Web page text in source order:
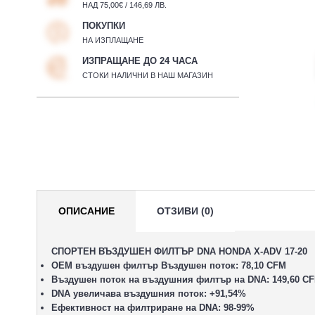
НАД 75,00€ / 146,69 ЛВ.
ПОКУПКИ
НА ИЗПЛАЩАНЕ
ИЗПРАЩАНЕ ДО 24 ЧАСА
СТОКИ НАЛИЧНИ В НАШ МАГАЗИН
ОПИСАНИЕ ОТЗИВИ (0)
СПОРТЕН ВЪЗДУШЕН ФИЛТЪР DNA HONDA X-ADV 17-20
OEM въздушен филтър Въздушен поток: 78,10 CFM
Въздушен поток на въздушния филтър на DNA: 149,60
DNA увеличава въздушния поток: +91,54%
Ефективност на филтриране на DNA: 98-99%